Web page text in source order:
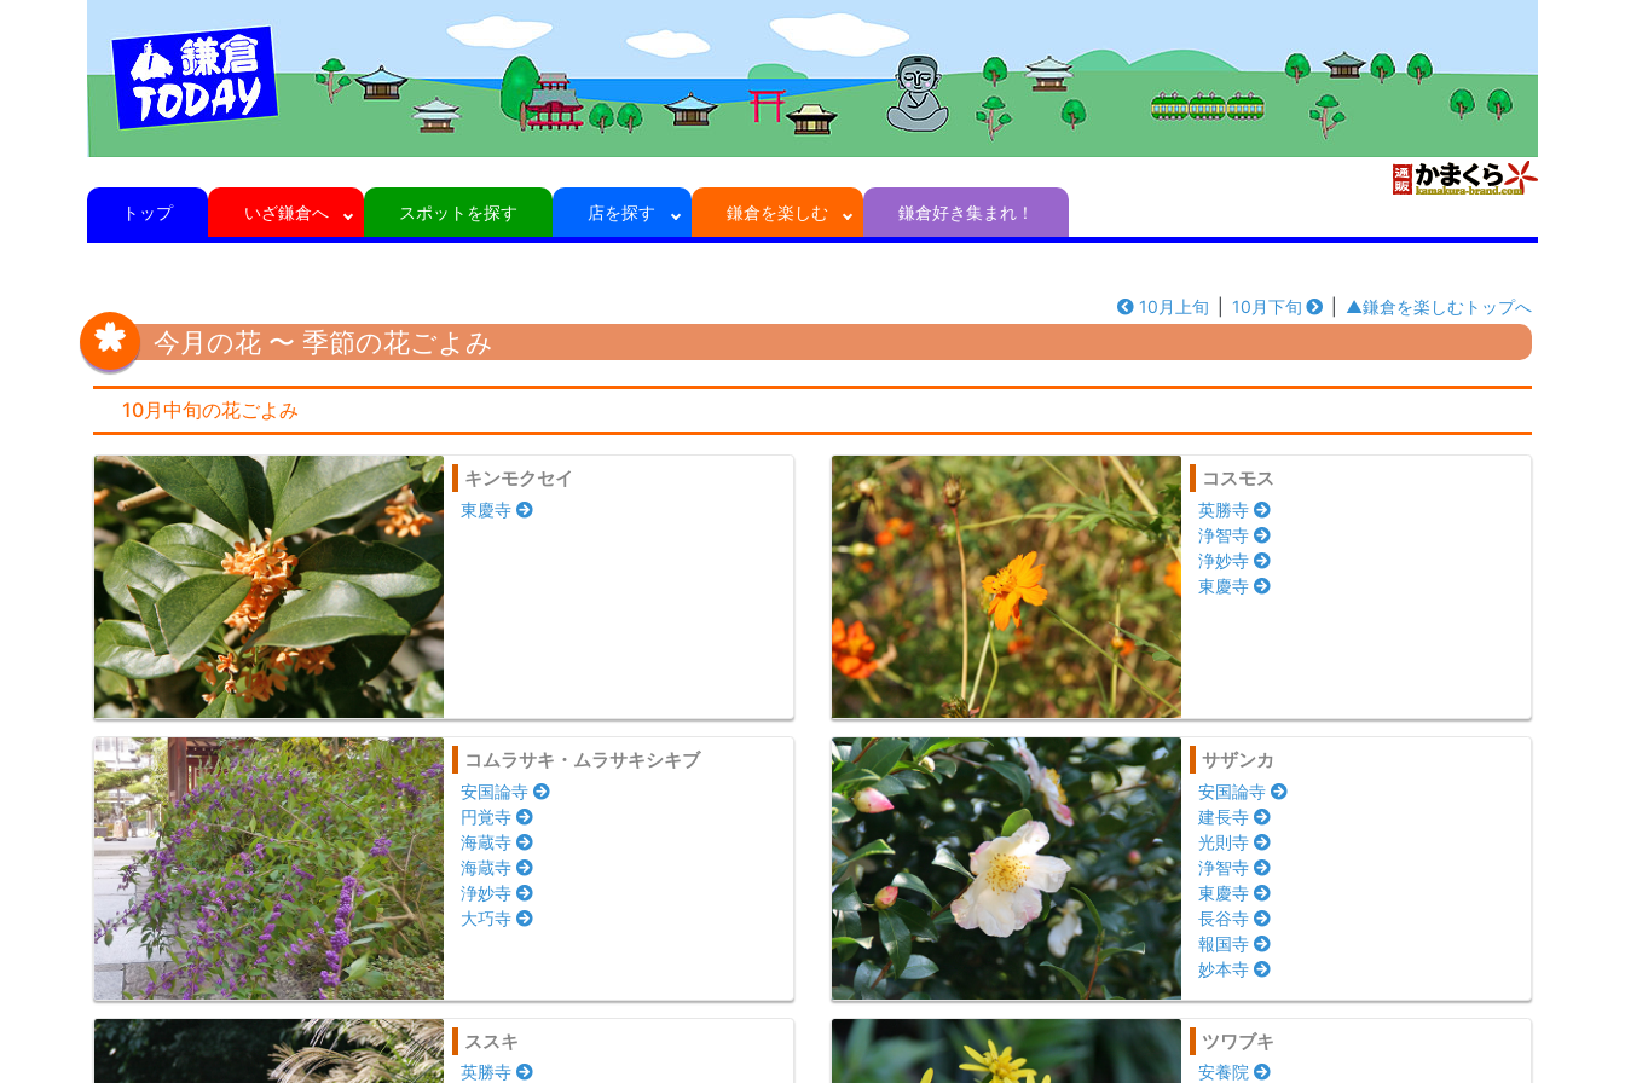
トップ いざ鎌倉へ スポットを探す 店を探す 鎌倉を楽しむ 鎌倉好き集まれ！
10月上旬 10月下旬 ▲鎌倉を楽しむトップへ
今月の花 〜 季節の花ごよみ
10月中旬の花ごよみ
キンモクセイ
東慶寺
コスモス
英勝寺
浄智寺
浄妙寺
東慶寺
コムラサキ・ムラサキシキブ
安国論寺
円覚寺
海蔵寺
海蔵寺
浄妙寺
大巧寺
サザンカ
安国論寺
建長寺
光則寺
浄智寺
東慶寺
長谷寺
報国寺
妙本寺
ススキ
英勝寺
ツワブキ
安養院